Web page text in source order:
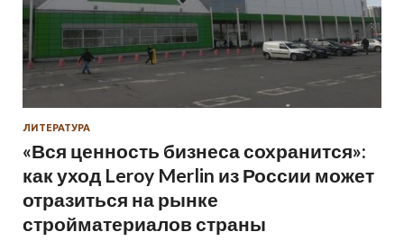
ЛИТЕРАТУРА
«Вся ценность бизнеса сохранится»:
как уход Leroy Merlin из России может
отразиться на рынке
стройматериалов страны